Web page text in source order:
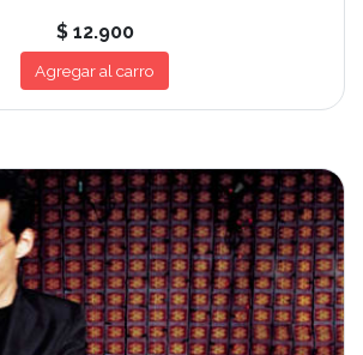
$ 12.900
Agregar al carro